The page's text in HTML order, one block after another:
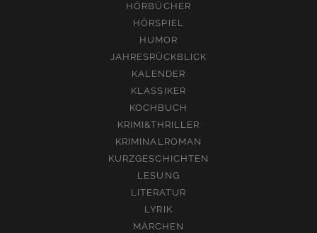
HÖRBÜCHER
HÖRSPIEL
HUMOR
JAHRESRÜCKBLICK
KALENDER
KLASSIKER
KOCHBUCH
KRIMI&THRILLER
KRIMINALROMAN
KURZGESCHICHTEN
LESUNG
LITERATUR
LYRIK
MÄRCHEN